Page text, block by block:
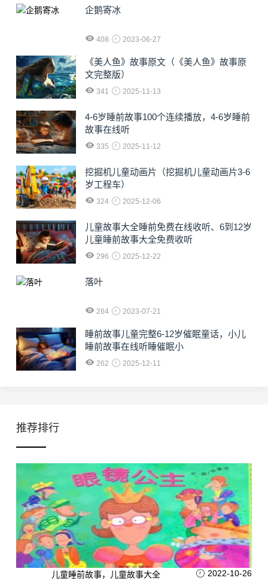
企鹅寄冰
408 2023-06-27
《美人鱼》故事原文（《美人鱼》故事原
文完整版）
341 2025-11-13
4-6岁睡前故事100个连续播放，4-6岁睡前
故事在线听
335 2025-11-12
挖掘机儿童动画片（挖掘机儿童动画片3-6
岁工程车）
324 2025-12-06
儿童故事大全睡前免费在线收听、6到12岁
儿童睡前故事大全免费收听
296 2025-12-22
落叶
264 2023-07-21
睡前故事儿童完整6-12岁催眠童话，小儿
睡前故事在线听睡催眠小
262 2025-12-11
推荐排行
儿童睡前故事，儿童故事大全 2022-10-26